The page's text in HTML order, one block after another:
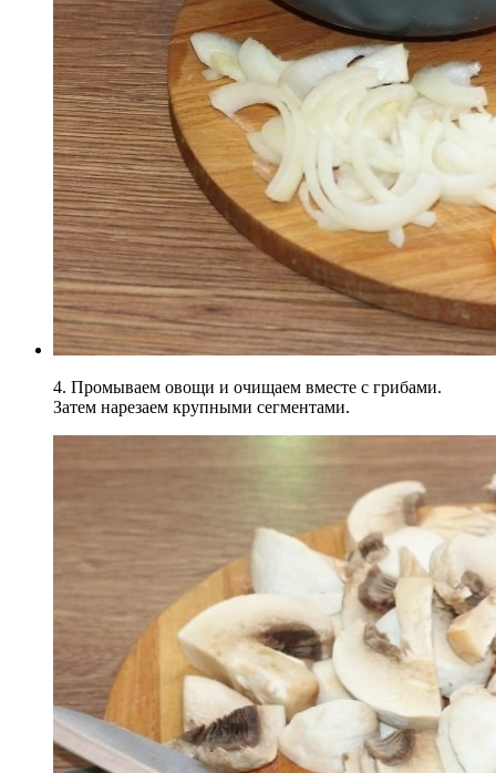
4. Промываем овощи и очищаем вместе с грибами.
Затем нарезаем крупными сегментами.